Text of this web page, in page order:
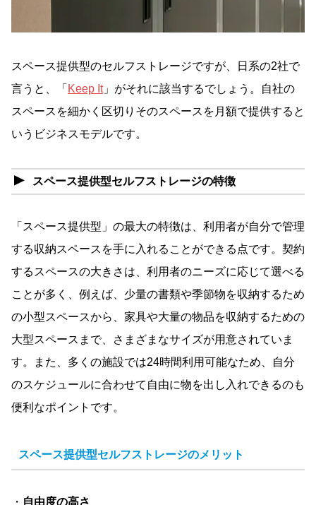
スペース提供型のセルフストレージですが、日系の2社で
言うと、「 Keep It」がそれに該当するでしょう。自社の
スペースを細かく区切りそのスペースを月額で提供すると
いうビジネスモデルです。
スペース提供型セルフストレージの特徴
「スペース提供型」の最大の特徴は、利用者が自分で管理
する収納スペースを手に入れることができる点です。契約
するスペースの大きさは、利用者のニーズに応じて選べる
ことが多く、例えば、少量の書類や季節物を収納するため
の小型スペースから、家具や大量の物品を収納するための
大型スペースまで、さまざまなサイズが用意されていま
す。また、多くの施設では24時間利用可能なため、自分
のスケジュールに合わせて自由に物を出し入れできるのも
便利なポイントです。
スペース提供型セルフストレージのメリット
・ 自由度の高さ